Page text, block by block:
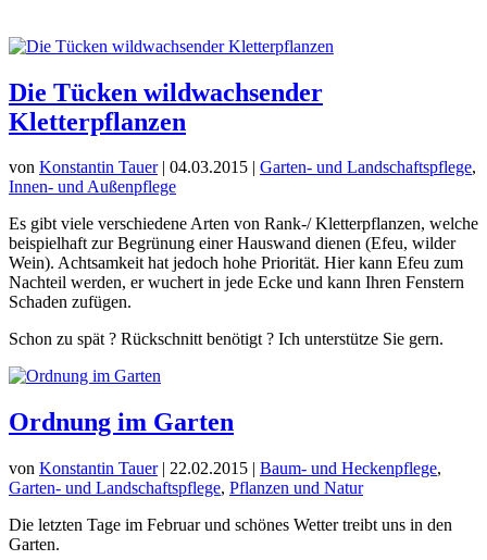
Die Tücken wildwachsender
Kletterpflanzen
von Konstantin Tauer| 04.03.2015 | Garten- und Landschaftspflege,
Innen- und Außenpflege
Es gibt viele verschiedene Arten von Rank-/ Kletterpflanzen, welche
beispielhaft zur Begrünung einer Hauswand dienen (Efeu, wilder
Wein). Achtsamkeit hat jedoch hohe Priorität. Hier kann Efeu zum
Nachteil werden, er wuchert in jede Ecke und kann Ihren Fenstern
Schaden zufügen.
Schon zu spät ? Rückschnitt benötigt ? Ich unterstütze Sie gern.
Ordnung im Garten
von Konstantin Tauer| 22.02.2015 | Baum- und Heckenpflege,
Garten- und Landschaftspflege, Pflanzen und Natur
Die letzten Tage im Februar und schönes Wetter treibt uns in den
Garten.